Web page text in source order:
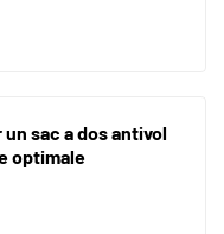
sac a dos antivol
optimale